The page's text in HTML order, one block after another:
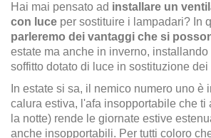
Hai mai pensato ad installare un
con luce per sostituire i lampadari? In
parleremo dei vantaggi che si
estate ma anche in inverno,
soffitto dotato di luce in sostituzione
In estate si sa, il nemico numero uno è
calura estiva, l'afa insopportabile che ti
la notte) rende le giornate estive
anche insopportabili. Per tutti coloro